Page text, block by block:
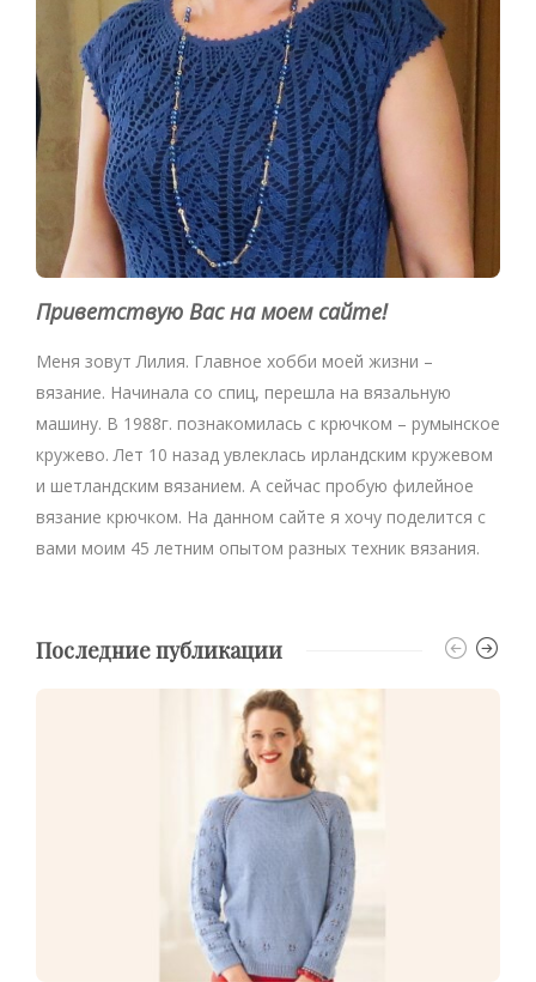
Приветствую Вас на моем сайте!
Меня зовут Лилия. Главное хобби моей жизни –
вязание. Начинала со спиц, перешла на вязальную
машину. В 1988г. познакомилась с крючком – румынское
кружево. Лет 10 назад увлеклась ирландским кружевом
и шетландским вязанием. А сейчас пробую филейное
вязание крючком. На данном сайте я хочу поделится с
вами моим 45 летним опытом разных техник вязания.
Последние публикации